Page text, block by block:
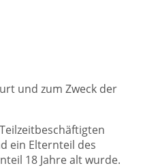
und zum Zweck der
ein Elternteil des
18 Jahre alt wurde.